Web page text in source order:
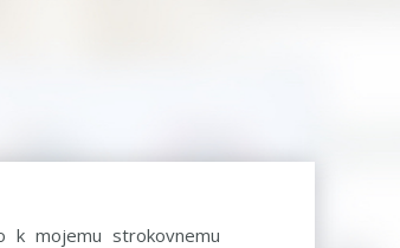
k mojemu strokovnemu